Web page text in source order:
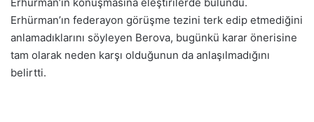
Erhürman’ın federayon görüşme tezini terk edip etmediğini
anlamadıklarını söyleyen Berova, bugünkü karar önerisine
tam olarak neden karşı olduğunun da anlaşılmadığını
belirtti.